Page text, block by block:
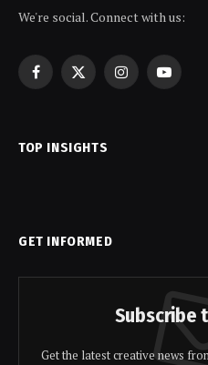
We're social. Connect with us:
Facebook
X
InstagramYouTube
TOP INSIGHTS
GET INFORMED
Subscribe
Get the latest creative news